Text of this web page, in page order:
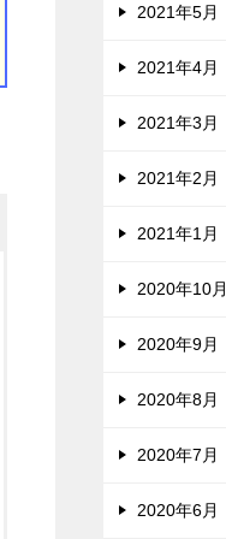
2021年5月
2021年4月
2021年3月
2021年2月
2021年1月
2020年10月
2020年9月
2020年8月
2020年7月
2020年6月